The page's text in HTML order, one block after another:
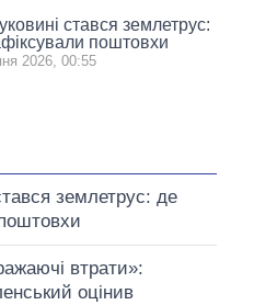
стався землетрус:
поштовхи
2026, 00:55
землетрус: де
втрати»:
оцінив